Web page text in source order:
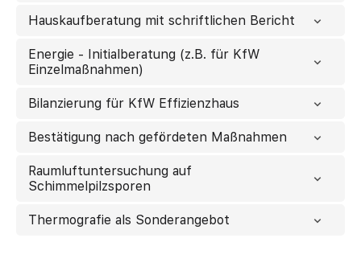
Hauskaufberatung mit schriftlichen Bericht
Energie - Initialberatung (z.B. für KfW
Einzelmaßnahmen)
Bilanzierung für KfW Effizienzhaus
Bestätigung nach gefördeten Maßnahmen
Raumluftuntersuchung auf
Schimmelpilzsporen
Thermografie als Sonderangebot